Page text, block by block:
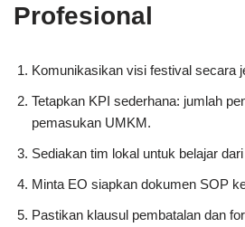
Profesional
Komunikasikan visi festival secara
Tetapkan KPI sederhana: jumlah
pemasukan UMKM.
Sediakan tim lokal untuk belajar
Minta EO siapkan dokumen SOP
Pastikan klausul pembatalan dan